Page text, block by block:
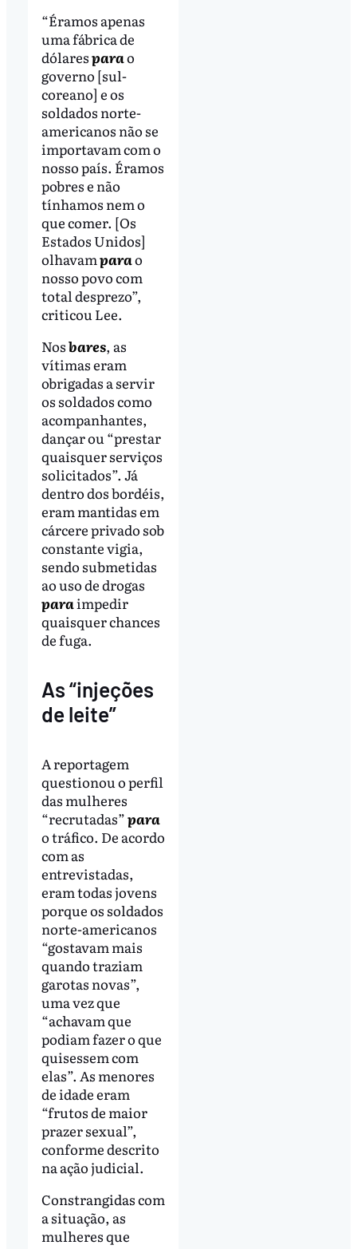
“Éramos apenas
uma fábrica de
dólaresparao
governo [sul-
coreano] e os
soldados norte-
americanos não se
importavam com o
nosso país. Éramos
pobres e não
tínhamos nem o
que comer. [Os
Estados Unidos]
olhavamparao
nosso povo com
total desprezo”,
criticou Lee.
Nosbares, as
vítimas eram
obrigadas a servir
os soldados como
acompanhantes,
dançar ou “prestar
quaisquer serviços
solicitados”. Já
dentro dos bordéis,
eram mantidas em
cárcere privado sob
constante vigia,
sendo submetidas
ao uso de drogas
paraimpedir
quaisquer chances
de fuga.
As “injeções
de leite”
A reportagem
questionou o perfil
das mulheres
“recrutadas”para
o tráfico. De acordo
com as
entrevistadas,
eram todas jovens
porque os soldados
norte-americanos
“gostavam mais
quando traziam
garotas novas”,
uma vez que
“achavam que
podiam fazer o que
quisessem com
elas”. As menores
de idade eram
“frutos de maior
prazer sexual”,
conforme descrito
na ação judicial.
Constrangidas com
a situação, as
mulheres que